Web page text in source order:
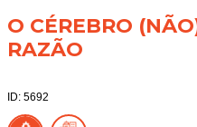
O CÉREBRO
RAZÃO
ID: 5692